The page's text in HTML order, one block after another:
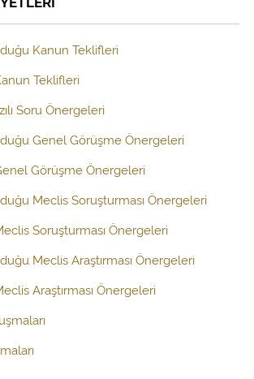
Kanun Teklifleri
Teklifleri
Soru Önergeleri
Genel Görüşme Önergeleri
Görüşme Önergeleri
Meclis Soruşturması Önergeleri
Soruşturması Önergeleri
Meclis Araştırması Önergeleri
Araştırması Önergeleri